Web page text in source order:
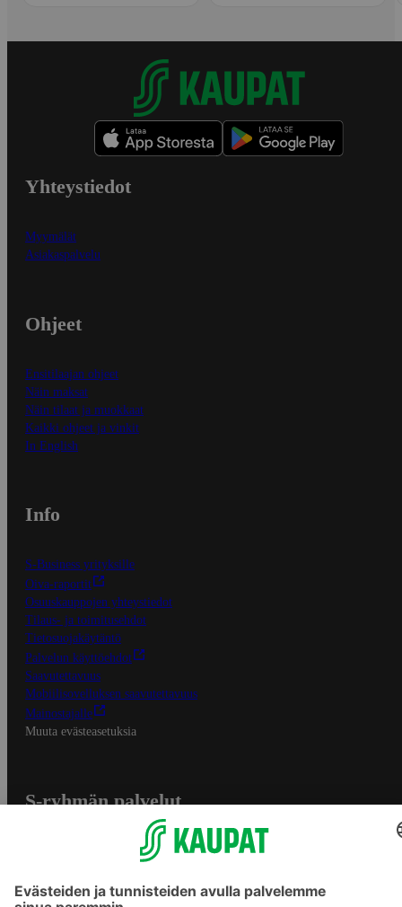
Yhteystiedot
Myymälät
Asiakaspalvelu
Ohjeet
Ensitilaajan ohjeet
Näin maksat
Näin tilaat ja muokkaat
Kaikki ohjeet ja vinkit
In English
Info
S-Business yrityksille
Oiva-raportit
Osuuskauppojen yhteystiedot
Tilaus- ja toimitusehdot
Tietosuojakäytäntö
Palvelun käyttöehdot
Saavutettavuus
Mobiilisovelluksen saavutettavuus
Mainostajalle
Muuta evästeasetuksia
S-ryhmän palvelut
Yhteishyvä Ruoka -sovellus